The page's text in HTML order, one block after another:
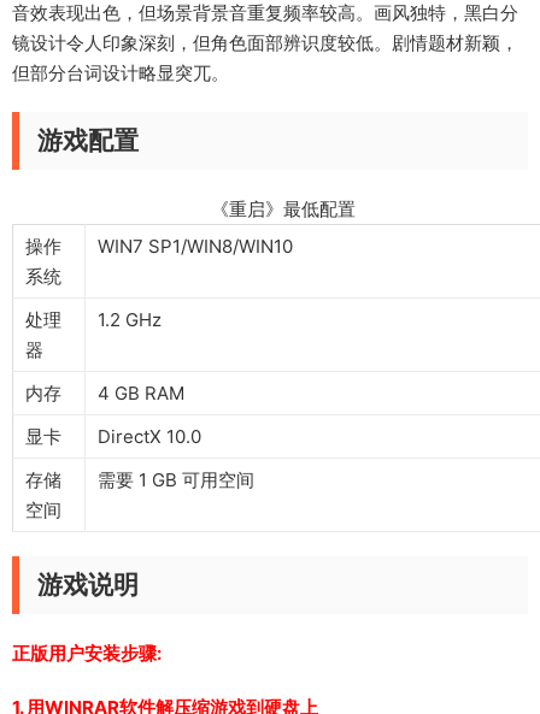
音效表现出色，但场景背景音重复频率较高。画风独特，黑白分
镜设计令人印象深刻，但角色面部辨识度较低。剧情题材新颖，
但部分台词设计略显突兀。
游戏配置
《重启》最低配置
操作
系统
WIN7 SP1/WIN8/WIN10
处理
器
1.2 GHz
内存
4 GB RAM
显卡
DirectX 10.0
存储
空间
需要 1 GB 可用空间
游戏说明
正版用户安装步骤:
1. 用WINRAR软件解压缩游戏到硬盘上